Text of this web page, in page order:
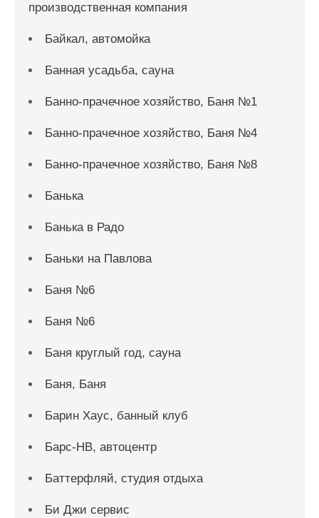
производственная компания
Байкал, автомойка
Банная усадьба, сауна
Банно-прачечное хозяйство, Баня №1
Банно-прачечное хозяйство, Баня №4
Банно-прачечное хозяйство, Баня №8
Банька
Банька в Радо
Баньки на Павлова
Баня №6
Баня №6
Баня круглый год, сауна
Баня, Баня
Барин Хаус, банный клуб
Барс-НВ, автоцентр
Баттерфляй, студия отдыха
Би Джи сервис